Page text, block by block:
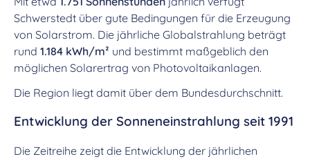
Schwerstedt über gute Bedingungen für die Erzeugung
von Solarstrom. Die jährliche Globalstrahlung beträgt
rund 1.184 kWh/m² und bestimmt maßgeblich den
möglichen Solarertrag von Photovoltaikanlagen.
Die Region liegt damit über dem Bundesdurchschnitt.
Entwicklung der Sonneneinstrahlung seit 1991
Die Zeitreihe zeigt die Entwicklung der jährlichen